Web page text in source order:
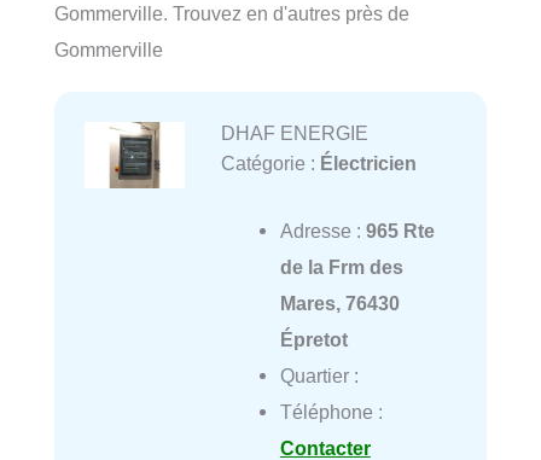
Gommerville. Trouvez en d'autres près de
Gommerville
DHAF ENERGIE
Catégorie : Électricien
Adresse : 965 Rte
de la Frm des
Mares, 76430
Épretot
Quartier :
Téléphone :
Contacter